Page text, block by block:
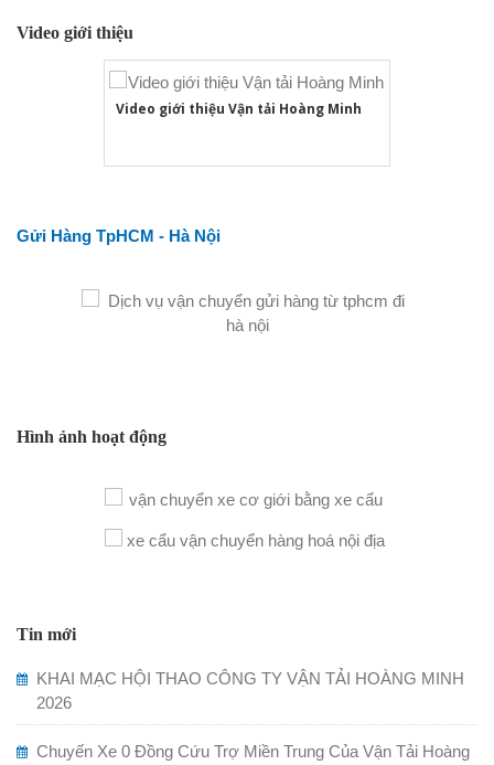
Video giới thiệu
Video giới thiệu Vận tải Hoàng Minh
Gửi Hàng TpHCM - Hà Nội
Hình ảnh hoạt động
Tin mới
KHAI MẠC HỘI THAO CÔNG TY VẬN TẢI HOÀNG MINH
2026
Chuyến Xe 0 Đồng Cứu Trợ Miền Trung Của Vận Tải Hoàng